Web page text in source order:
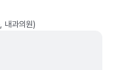
내과의원)